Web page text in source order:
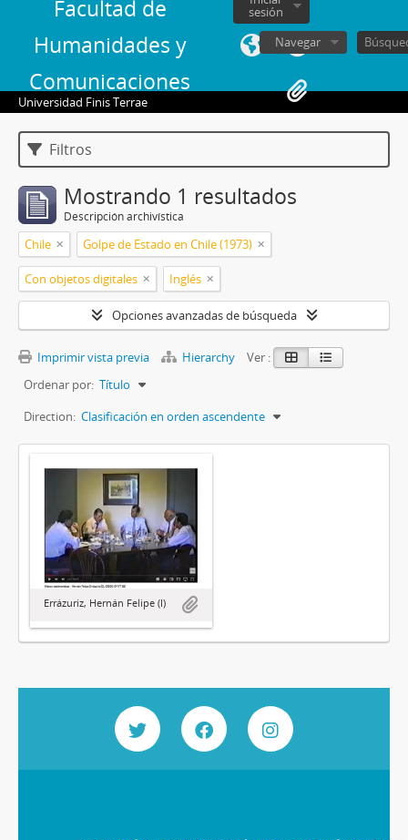
Facultad de
Humanidades y
Comunicaciones
sesión
Navegar
Universidad Finis Terrae
Filtros
Mostrando 1 resultados
Descripción archivística
Chile Golpe de Estado en Chile (1973)
Con objetos digitales Inglés
Opciones avanzadas de búsqueda
Imprimir vista previa Hierarchy
Ver :
Ordenar por: Título
Direction: Clasificación en orden ascendente
Errázuriz, Hernán Felipe (I)